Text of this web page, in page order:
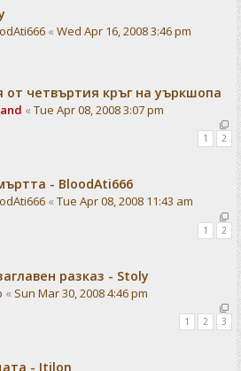
« Wed Apr 16, 2008 3:46 pm
от четвъртия кръг на уъркшопа
« Tue Apr 08, 2008 3:07 pm
1 2
- BloodAti666
« Tue Apr 08, 2008 11:43 am
1 2
разказ - Stoly
« Sun Mar 30, 2008 4:46 pm
1 2 3
- Itilon